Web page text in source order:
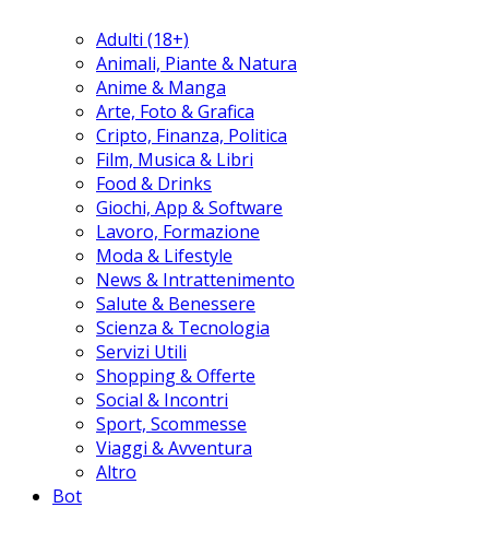
Adulti (18+)
Animali, Piante & Natura
Anime & Manga
Arte, Foto & Grafica
Cripto, Finanza, Politica
Film, Musica & Libri
Food & Drinks
Giochi, App & Software
Lavoro, Formazione
Moda & Lifestyle
News & Intrattenimento
Salute & Benessere
Scienza & Tecnologia
Servizi Utili
Shopping & Offerte
Social & Incontri
Sport, Scommesse
Viaggi & Avventura
Altro
Bot